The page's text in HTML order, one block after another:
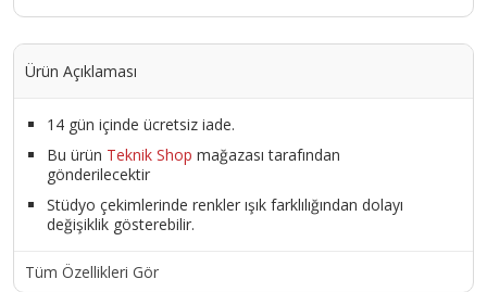
Ürün Açıklaması
14 gün içinde ücretsiz iade.
Bu ürün Teknik Shop mağazası tarafından
gönderilecektir
Stüdyo çekimlerinde renkler ışık farklılığından dolayı
değişiklik gösterebilir.
Tüm Özellikleri Gör